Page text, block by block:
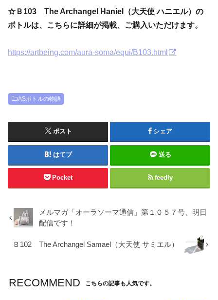
☆Ｂ103 The Archangel Haniel（大天使 ハニエル）の
ボトルは、こちらに詳細が掲載、ご購入いただけます。
https://artbeing.com/aura-soma/equi/B103.html
ASボトルの物語
ポスト シェア
はてブ 送る
Pocket feedly
メルマガ「オーラソーマ通信」第１０５７号、明日
配信です！
Ｂ102 The Archangel Samael（大天使 サミエル）
RECOMMEND こちらの記事も人気です。